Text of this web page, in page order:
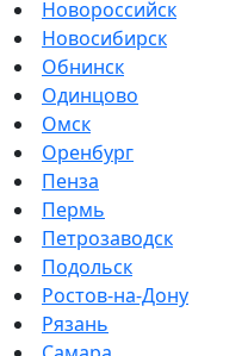
Новороссийск
Новосибирск
Обнинск
Одинцово
Омск
Оренбург
Пенза
Пермь
Петрозаводск
Подольск
Ростов-на-Дону
Рязань